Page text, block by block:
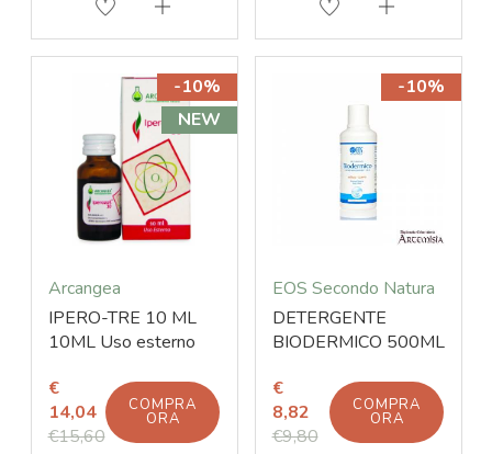
-10%
NEW
Arcangea
IPERO-TRE 10 ML
10ML Uso esterno
€
14,04
€15,60
COMPRA
ORA
-10%
EOS Secondo Natura
DETERGENTE
BIODERMICO 500ML
€
8,82
€9,80
COMPRA
ORA